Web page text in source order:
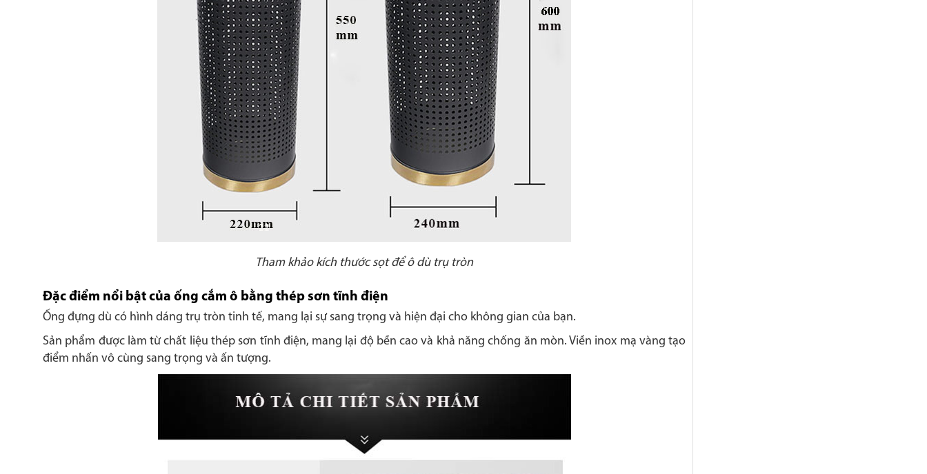
Tham khảo kích thước sọt để ô dù trụ tròn
Đặc điểm nổi bật của ống cắm ô bằng thép sơn tĩnh điện
Ống đựng dù có hình dáng trụ tròn tinh tế, mang lại sự sang trọng và hiện đại cho không gian của bạn.
Sản phẩm được làm từ chất liệu thép sơn tĩnh điện, mang lại độ bền cao và khả năng chống ăn mòn. Viền inox mạ vàng tạo
điểm nhấn vô cùng sang trọng và ấn tượng.